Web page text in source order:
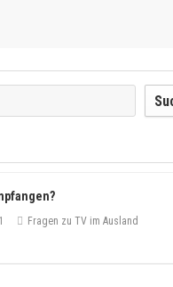
Fragen zu TV im Ausland